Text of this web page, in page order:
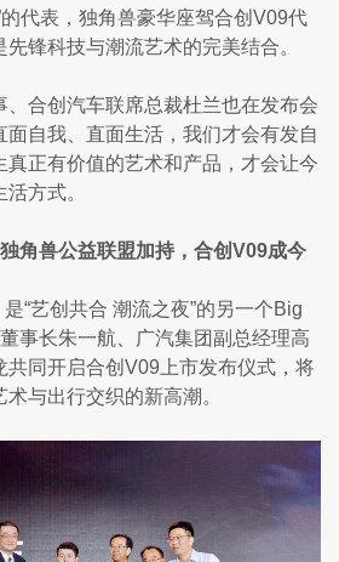
的代表，独角兽豪华座驾合创V09代
锋科技与潮流艺术的完美结合。
、合创汽车联席总裁杜兰也在发布会
面自我、直面生活，我们才会有发自
真正有价值的艺术和产品，才会让今
方式。
角兽公益联盟加持，合创V09成今
“艺创共合 潮流之夜”的另一个Big
事长朱一航、广汽集团副总经理高
共同开启合创V09上市发布仪式，将
与出行交织的新高潮。